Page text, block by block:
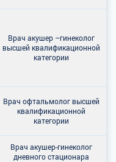
Врач акушер –гинеколог
высшей квалификационной
категории
Врач офтальмолог высшей
квалификационной
категории
Врач акушер-гинеколог
дневного стационара